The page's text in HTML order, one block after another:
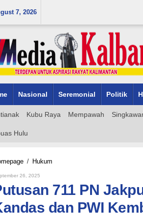
7, 2026
Nasional Seremonial Politik
Kubu Raya Mempawah
Hulu
/ Hukum
Jakpus:
Gugatan
Rp100,3
M
26, 2025
711 PN
dan PWI